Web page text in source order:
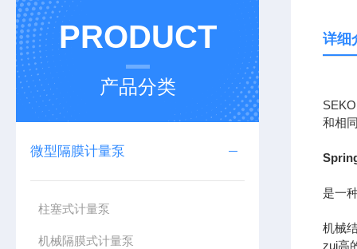
PRODUCT
产品分类
微型隔膜计量泵
柱塞式计量泵
机械隔膜式计量泵
详细
和相
是一
机械
zui高